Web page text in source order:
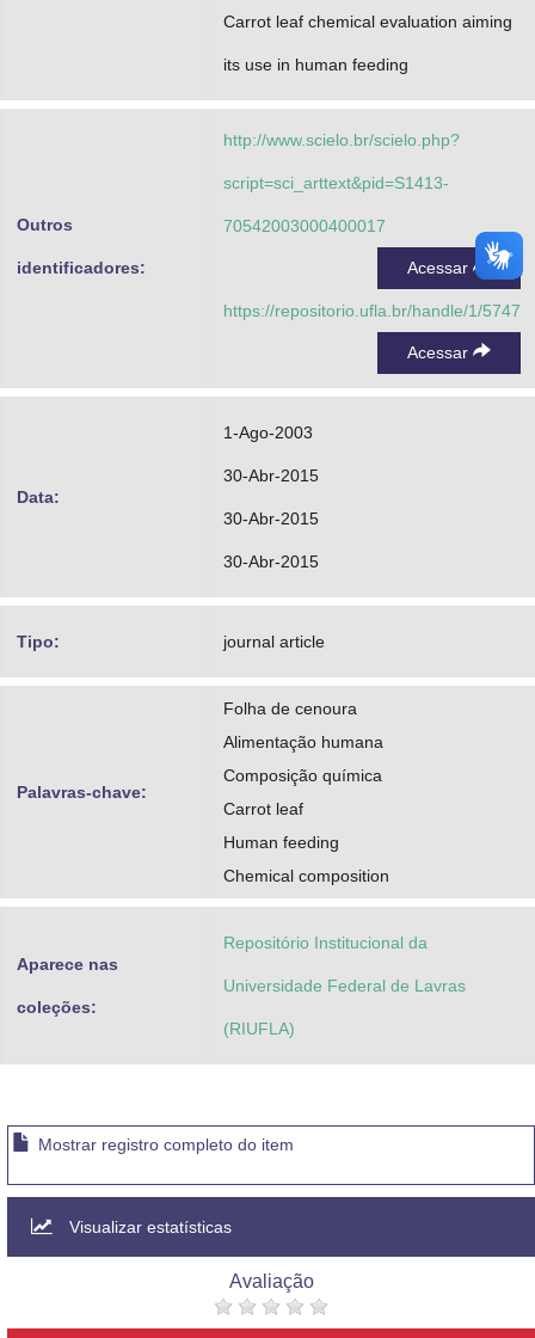
Carrot leaf chemical evaluation aiming
its use in human feeding
Outros
identificadores:
http://www.scielo.br/scielo.php?
script=sci_arttext&pid=S1413-
70542003000400017
Acessar
https://repositorio.ufla.br/handle/1/5747
Acessar
Data:
1-Ago-2003
30-Abr-2015
30-Abr-2015
30-Abr-2015
Tipo: journal article
Palavras-chave:
Folha de cenoura
Alimentação humana
Composição química
Carrot leaf
Human feeding
Chemical composition
Aparece nas
coleções:
Repositório Institucional da
Universidade Federal de Lavras
(RIUFLA)
Mostrar registro completo do item
Visualizar estatísticas
Avaliação